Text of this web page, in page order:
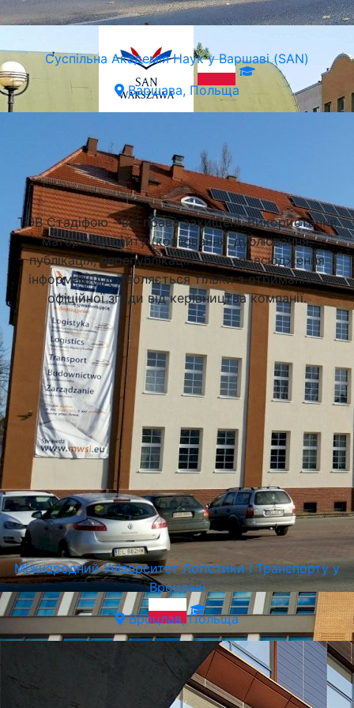
Академія Фінансів та Бізнесу Vistula у Варшаві (Vistula
University)
Варшава, Польща
Суспільна Академія Наук у Варшаві (SAN)
Варшава, Польща
Міжнародний Університет Логістики і Транспорту у
Вроцлаві
Вроцлав, Польща
Підібрати університет
ТОВ Стадіфою - всі права захищені. Використання
матеріалів сайту (копіювання, дублювання,
публікація, перепублікація чи розповсюдження
інформації) дозволяється тільки з отриманням
офіційної згоди від керівництва компанії.